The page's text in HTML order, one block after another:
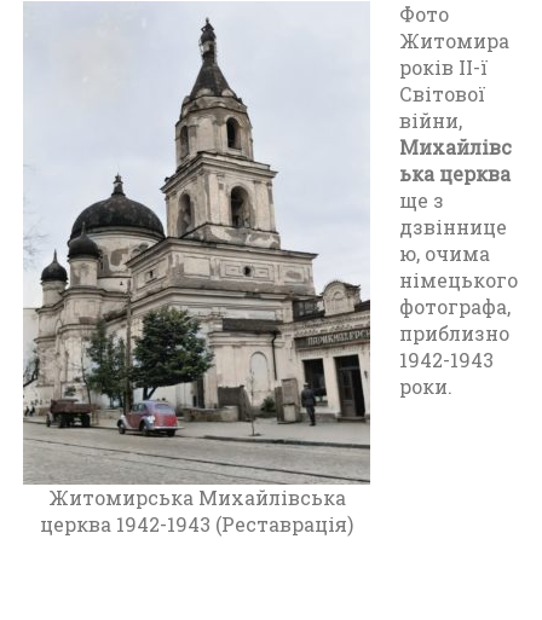
м
и
р
а
п
е
р
і
о
д
у
Д
р
у
Житомирська Михайлівська
церква 1942-1943 (Реставрація)
Фото
Житомира
років ІІ-ї
Світової
війни,
Михайлівс
ька церква
ще з
дзвіннице
ю, очима
німецького
фотографа,
приблизно
1942-1943
роки.